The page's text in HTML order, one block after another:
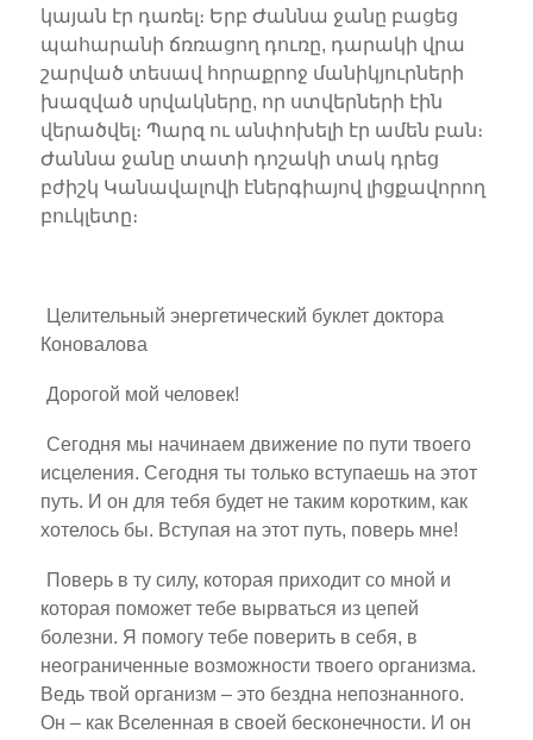
կայան էր դառել։ Երբ Ժաննա ջանը բացեց
պահարանի ճռռացող դուռը, դարակի վրա
շարված տեսավ հորաքրոջ մանիկյուրների
խազված սրվակները, որ ստվերների էին
վերածվել։ Պարզ ու անփոխելի էր ամեն բան։
Ժաննա ջանը տատի դոշակի տակ դրեց
բժիշկ Կանավալովի էներգիայով լիցքավորող
բուկլետը։
Целительный энергетический буклет доктора
Коновалова
Дорогой мой человек!
Сегодня мы начинаем движение по пути твоего
исцеления. Сегодня ты только вступаешь на этот
путь. И он для тебя будет не таким коротким, как
хотелось бы. Вступая на этот путь, поверь мне!
Поверь в ту силу, которая приходит со мной и
которая поможет тебе вырваться из цепей
болезни. Я помогу тебе поверить в себя, в
неограниченные возможности твоего организма.
Ведь твой организм – это бездна непознанного.
Он – как Вселенная в своей бесконечности. И он